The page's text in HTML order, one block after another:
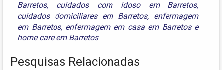
Barretos, cuidados com idoso em Barretos,
cuidados domiciliares em Barretos, enfermagem
em Barretos, enfermagem em casa em Barretose
home care em Barretos
Pesquisas Relacionadas